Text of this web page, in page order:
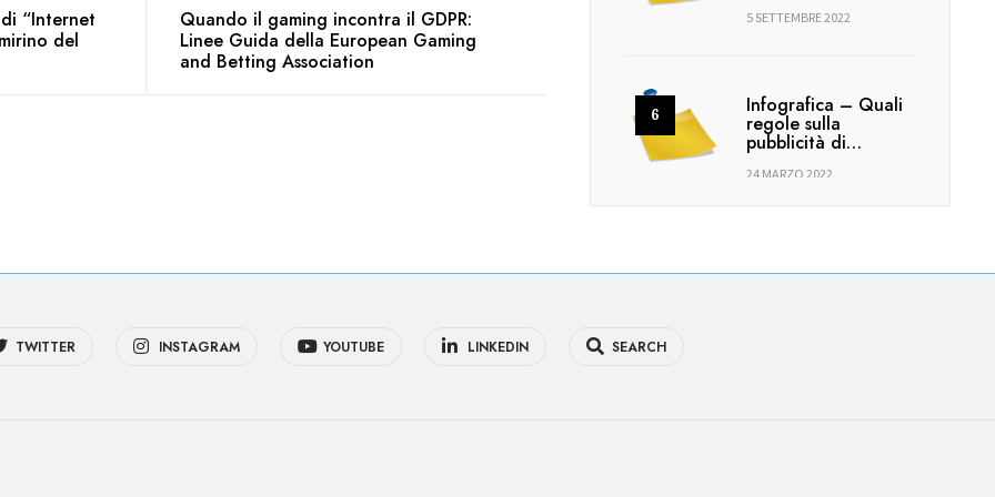
“Internet
del
Quando il gaming incontra il GDPR:
Linee Guida della European Gaming
and Betting Association
5 SETTEMBRE 2022
Infografica – Quali
regole sulla
pubblicità di…
24 MARZO 2022
TWITTER INSTAGRAM YOUTUBE LINKEDIN SEARCH